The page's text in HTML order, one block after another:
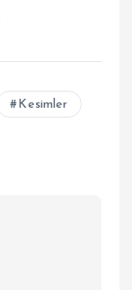
Kesimler